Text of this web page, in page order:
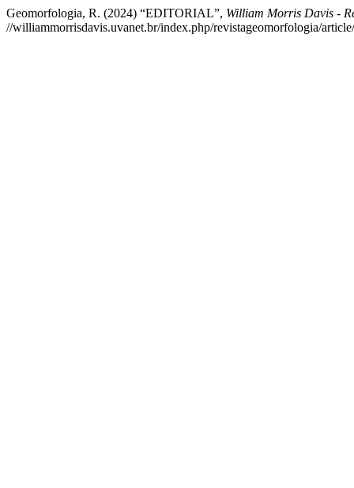
Geomorfologia, R. (2024) “EDITORIAL”, William Morris Davis -
//williammorrisdavis.uvanet.br/index.php/revistageomorfologia/